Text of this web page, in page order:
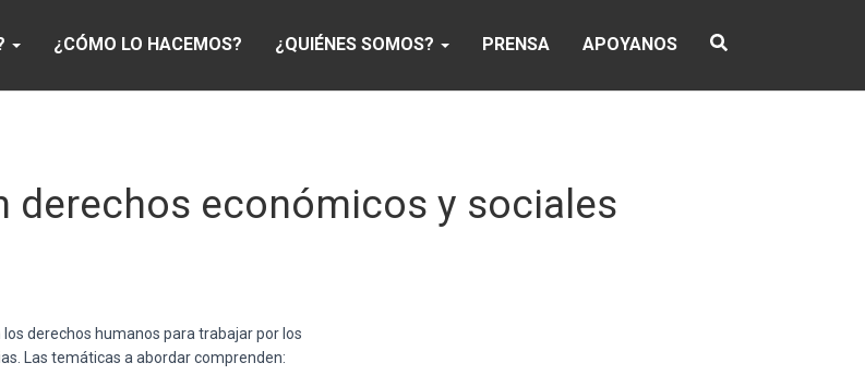
¿CÓMO LO HACEMOS? ¿QUIÉNES SOMOS? PRENSA APOYANOS
derechos económicos y sociales
derechos humanos para trabajar por los
Las temáticas a abordar comprenden: